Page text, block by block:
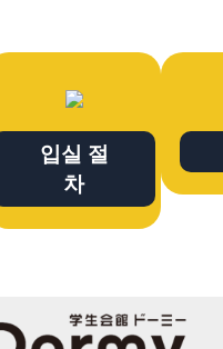
입실 절
차